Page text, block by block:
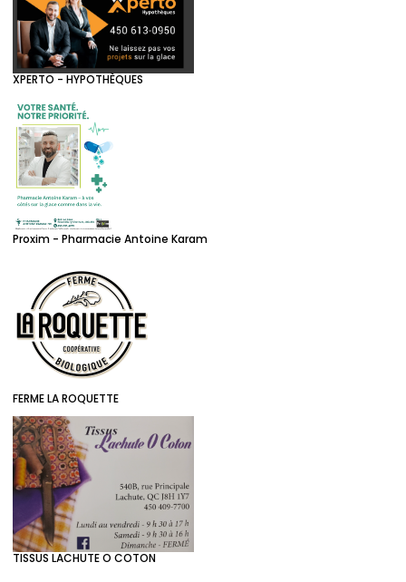
XPERTO - HYPOTHÈQUES
Proxim - Pharmacie Antoine Karam
FERME LA ROQUETTE
TISSUS LACHUTE O COTON